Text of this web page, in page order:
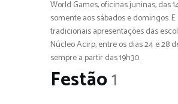
World Games, oficinas juninas, das
somente aos sábados e domingos. E
tradicionais apresentações das
Núcleo Acirp, entre os dias 24 e 28
sempre a partir das 19h30.
Festão1